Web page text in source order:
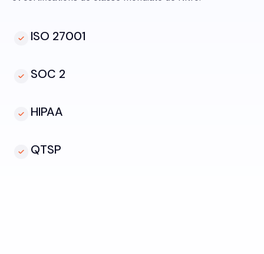
ISO 27001
SOC 2
HIPAA
QTSP